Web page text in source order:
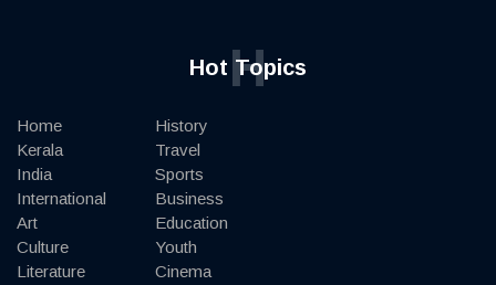
Hot Topics
H
Home
Kerala
India
International
Art
Culture
Literature
History
Travel
Sports
Business
Education
Youth
Cinema